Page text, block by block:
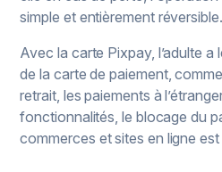
simple et entièrement réversible.
Avec la carte Pixpay, l’adulte
de la carte de paiement,
retrait, les paiements à
fonctionnalités, le blocage du
commerces et sites en ligne